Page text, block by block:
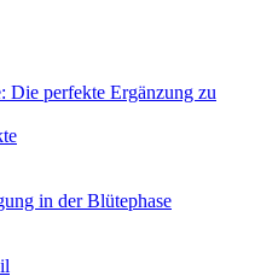
Die perfekte Ergänzung zu
in der Blütephase